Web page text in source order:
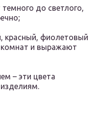
до светлого,
красный, фиолетовый
и выражают
– эти цвета